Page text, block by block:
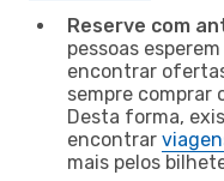
Reserve com
pessoas
encontrar
sempre comprar
Desta forma,
encontrar
mais pelos